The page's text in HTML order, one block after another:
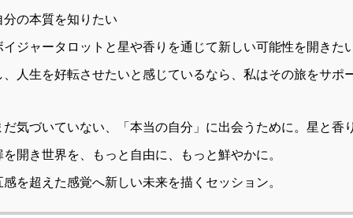
分の本質を知りたい
イジャータロットと星や香りを通じて新しい可能性を開きた
、人生を好転させたいと感じているなら、私はその旅をサポ
だ気づいていない、「本当の自分」に出会うために。星と香
を開き世界を、もっと自由に、もっと鮮やかに。
感を超えた感覚へ新しい未来を描くセッション。